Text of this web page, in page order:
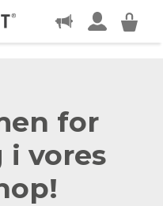
for
vores